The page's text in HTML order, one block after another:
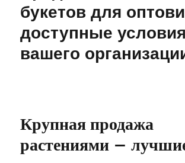
букетов для
доступные
вашего
Крупная продажа
растениями –